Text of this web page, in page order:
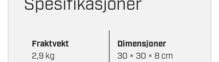
Spesifikasjoner
Fraktvekt
2,9 kg
Dimensjoner
30 × 30 × 8 cm